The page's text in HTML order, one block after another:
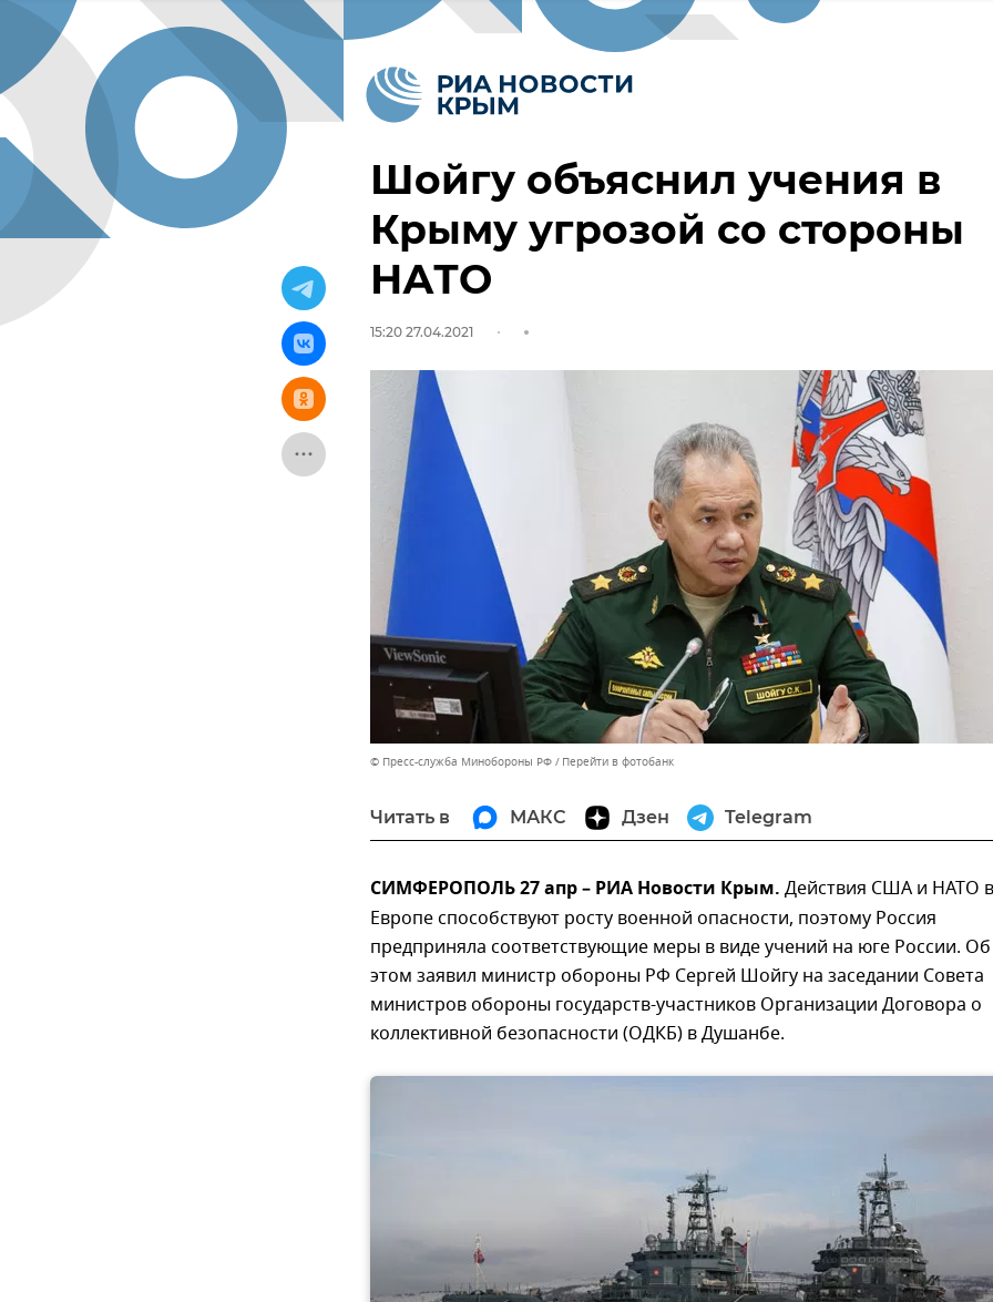
Шойгу объяснил учения в
Крыму угрозой со стороны
НАТО
15:20 27.04.2021
© Пресс-служба Минобороны РФ Перейти в фотобанк
Читать в МАКС Дзен Telegram
СИМФЕРОПОЛЬ 27 апр – РИА Новости Крым. Действия США и НАТО в
Европе способствуют росту военной опасности, поэтому Россия
предприняла соответствующие меры в виде учений на юге России. Об
этом заявил министр обороны РФ Сергей Шойгу на заседании Совета
министров обороны государств-участников Организации Договора о
коллективной безопасности (ОДКБ) в Душанбе.